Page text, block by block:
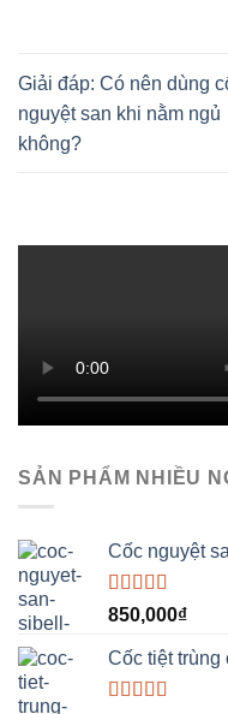
Giải đáp: Có nên dùng
nguyệt san khi nằm ngủ
không?
SẢN PHẨM NHIỀU
Cốc nguyệt
Được xếp
hạng
sao
850,000₫
Cốc tiệt trùng